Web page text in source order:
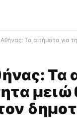
Τα αιτήματα για
Τα